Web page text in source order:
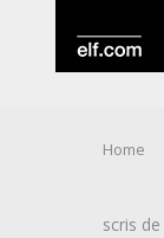
Home
scris de